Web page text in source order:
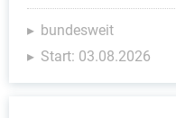
bundesweit
Start: 03.08.2026